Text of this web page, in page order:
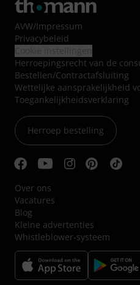
AVW/Impressum
Privacybeleid
Herroepingsrecht van de
Bestellen/Contractafsluiting
Wettelijke aansprakelijkheid
Toegankelijkheidsverklaring
Herroep bestelling
Over ons
Vacatures
Blog
Kleine advertenties
Whistleblower-systeem